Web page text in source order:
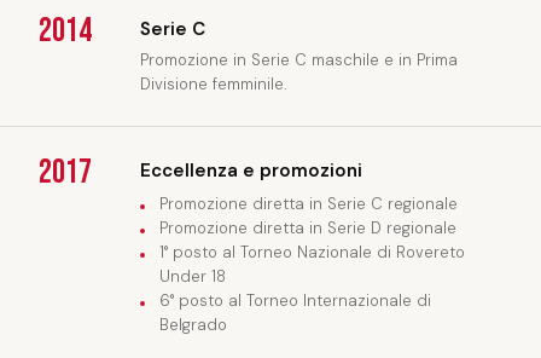
2014 Serie C
Promozione in Serie C maschile e in Prima
Divisione femminile.
2017 Eccellenza e promozioni
Promozione diretta in Serie C regionale
Promozione diretta in Serie D regionale
1° posto al Torneo Nazionale di Rovereto
Under 18
6° posto al Torneo Internazionale di
Belgrado